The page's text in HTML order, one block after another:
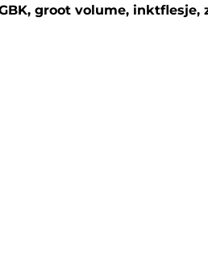
groot volume, inktflesje,